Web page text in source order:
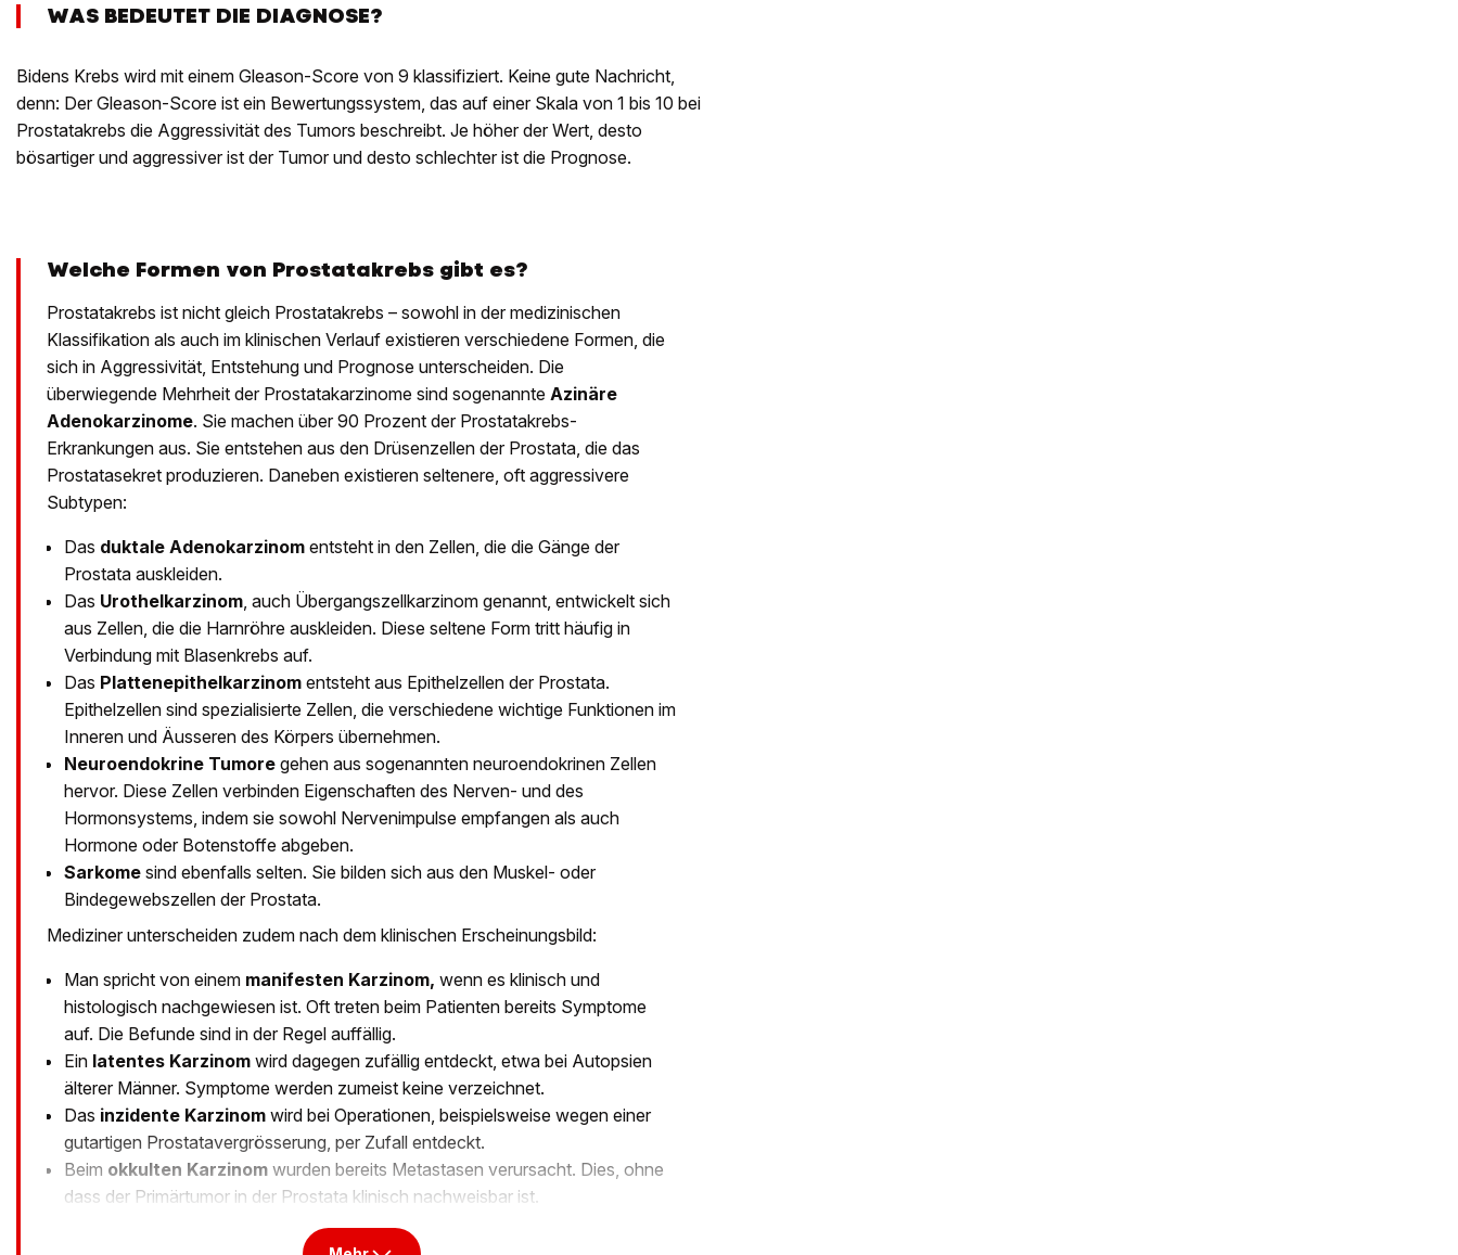
WAS BEDEUTET DIE DIAGNOSE?
Bidens Krebs wird mit einem Gleason-Score von 9 klassifiziert. Keine gute Nachricht,
denn: Der Gleason-Score ist ein Bewertungssystem, das auf einer Skala von 1 bis 10 bei
Prostatakrebs die Aggressivität des Tumors beschreibt. Je höher der Wert, desto
bösartiger und aggressiver ist der Tumor und desto schlechter ist die Prognose.
Welche Formen von Prostatakrebs gibt es?
Prostatakrebs ist nicht gleich Prostatakrebs – sowohl in der medizinischen
Klassifikation als auch im klinischen Verlauf existieren verschiedene Formen, die
sich in Aggressivität, Entstehung und Prognose unterscheiden. Die
überwiegende Mehrheit der Prostatakarzinome sind sogenannte Azinäre
Adenokarzinome. Sie machen über 90 Prozent der Prostatakrebs-
Erkrankungen aus. Sie entstehen aus den Drüsenzellen der Prostata, die das
Prostatasekret produzieren. Daneben existieren seltenere, oft aggressivere
Subtypen:
Das duktale Adenokarzinom entsteht in den Zellen, die die Gänge der
Prostata auskleiden.
Das Urothelkarzinom , auch Übergangszellkarzinom genannt, entwickelt sich
aus Zellen, die die Harnröhre auskleiden. Diese seltene Form tritt häufig in
Verbindung mit Blasenkrebs auf.
Das Plattenepithelkarzinom entsteht aus Epithelzellen der Prostata.
Epithelzellen sind spezialisierte Zellen, die verschiedene wichtige Funktionen im
Inneren und Äusseren des Körpers übernehmen.
Neuroendokrine Tumore gehen aus sogenannten neuroendokrinen Zellen
hervor. Diese Zellen verbinden Eigenschaften des Nerven- und des
Hormonsystems, indem sie sowohl Nervenimpulse empfangen als auch
Hormone oder Botenstoffe abgeben.
Sarkome sind ebenfalls selten. Sie bilden sich aus den Muskel- oder
Bindegewebszellen der Prostata.
Mediziner unterscheiden zudem nach dem klinischen Erscheinungsbild:
Man spricht von einem manifesten Karzinom, wenn es klinisch und
histologisch nachgewiesen ist. Oft treten beim Patienten bereits Symptome
auf. Die Befunde sind in der Regel auffällig.
Ein latentes Karzinom wird dagegen zufällig entdeckt, etwa bei Autopsien
älterer Männer. Symptome werden zumeist keine verzeichnet.
Das inzidente Karzinom wird bei Operationen, beispielsweise wegen einer
gutartigen Prostatavergrösserung, per Zufall entdeckt.
Beim okkulten Karzinom wurden bereits Metastasen verursacht. Dies, ohne
dass der Primärtumor in der Prostata klinisch nachweisbar ist.